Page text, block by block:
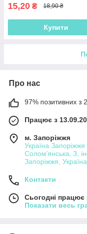
15,20 ₴ 18,90 ₴
Купити
Про нас
97% позитивних з
Працює з
м. Запоріжжя
Україна
Солом'янська, 3,
Запоріжжя, Україна
Контакти
Сьогодні працює
Показати весь